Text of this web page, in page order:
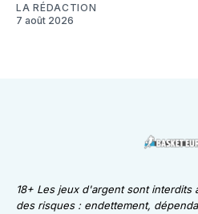
LA RÉDACTION
7 août 2026
18+ Les jeux d'argent sont interdits
des risques : endettement,